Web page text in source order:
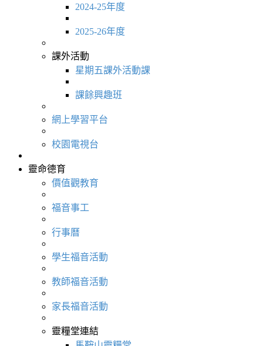
2024-25年度
2025-26年度
課外活動
星期五課外活動課
課餘興趣班
網上學習平台
校園電視台
靈命德育
價值觀教育
福音事工
行事曆
學生福音活動
教師福音活動
家長福音活動
靈糧堂連結